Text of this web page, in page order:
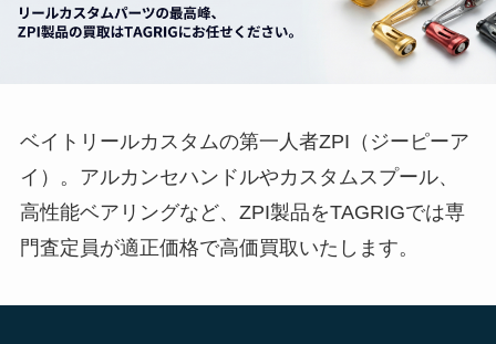
ベイトリールカスタムの第一人者ZPI（ジーピーア
イ）。アルカンセハンドルやカスタムスプール、
高性能ベアリングなど、ZPI製品をTAGRIGでは専
門査定員が適正価格で高価買取いたします。